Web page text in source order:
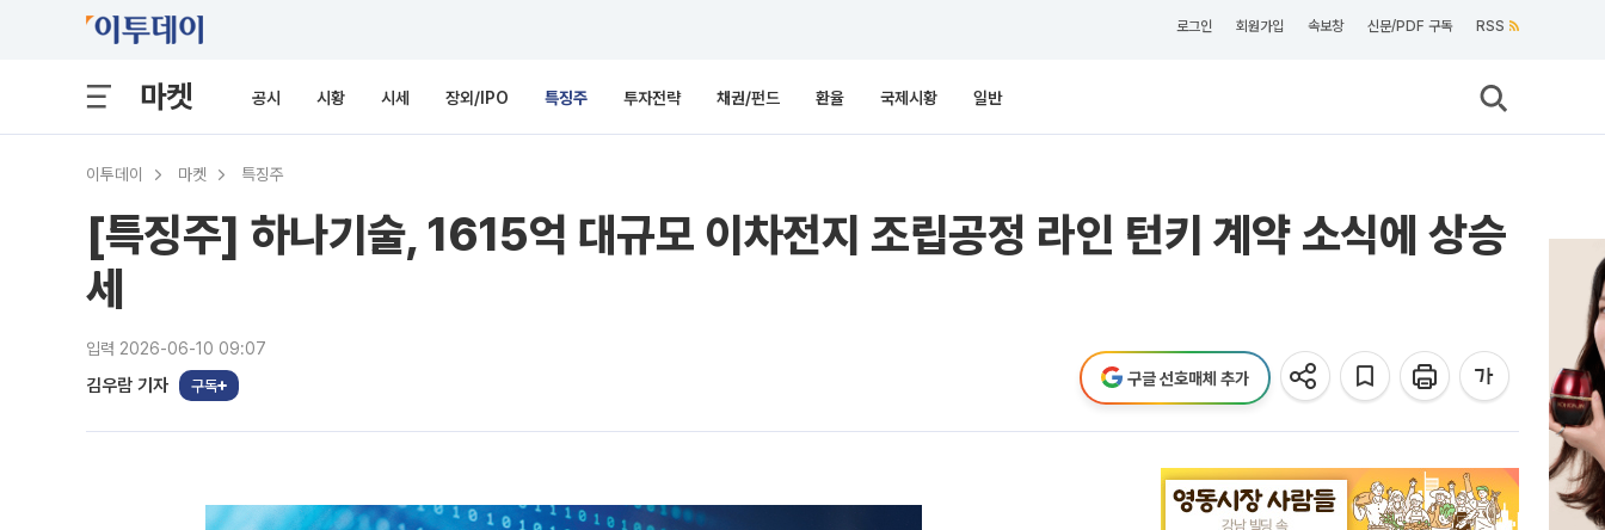
로그인 회원가입 속보창 신문/PDF 구독 RSS
마켓 공시 시황 시세 장외/IPO 특징주 투자전략 채권/펀드 환율 국제시황 일반
이투데이 마켓 특징주
[특징주] 하나기술, 1615억 대규모 이차전지 조립공정 라인 턴키 계약 소식에 상승
세
입력 2026-06-10 09:07
김우람 기자 구독 구글 선호매체 추가